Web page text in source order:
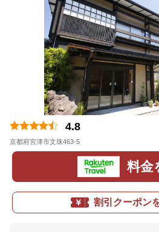
4.8
京都府宮津市文珠463-5
料金
割引クーポン